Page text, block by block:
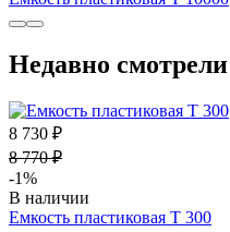
Недавно смотрели
8 730 ₽
8 770 ₽
-1%
В наличии
Емкость пластиковая Т 300